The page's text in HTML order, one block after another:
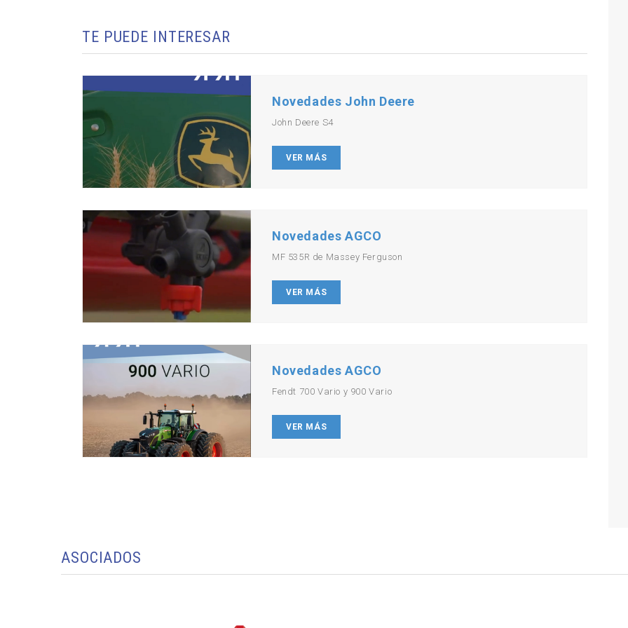
TE PUEDE INTERESAR
Novedades John Deere
John Deere S4
VER MÁS
Novedades AGCO
MF 535R de Massey Ferguson
VER MÁS
Novedades AGCO
Fendt 700 Vario y 900 Vario
VER MÁS
ASOCIADOS